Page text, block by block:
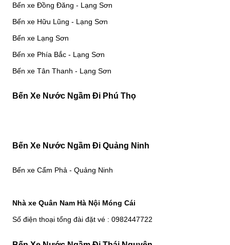
Bến xe Đồng Đăng - Lạng Sơn
Bến xe Hữu Lũng - Lạng Sơn
Bến xe Lạng Sơn
Bến xe Phía Bắc - Lạng Sơn
Bến xe Tân Thanh - Lạng Sơn
Bến Xe Nước Ngầm Đi Phú Thọ
Bến Xe Nước Ngầm Đi Quảng Ninh
Bến xe Cẩm Phả - Quảng Ninh
Nhà xe Quân Nam Hà Nội Móng Cái
Số điện thoại tổng đài đặt vé : 0982447722